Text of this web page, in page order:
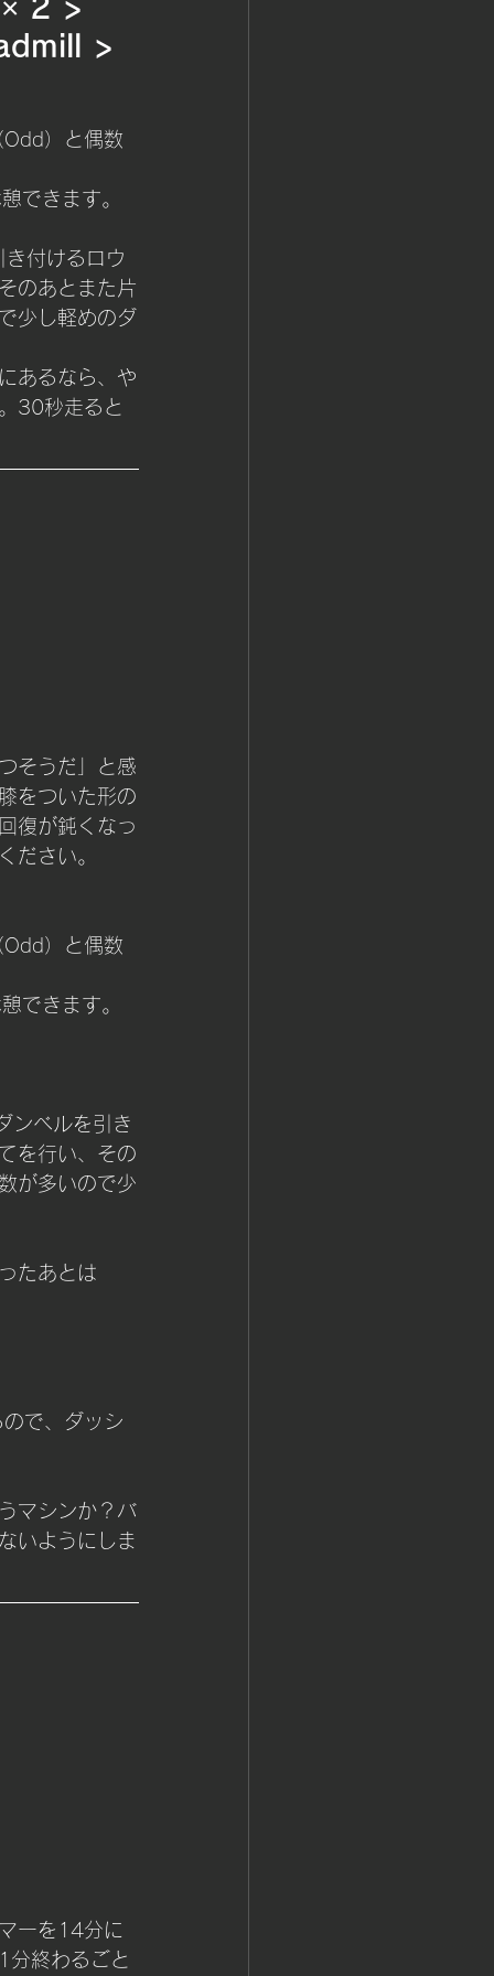
2 >
>
Odd）と偶数
できます。
付けるロウ
のあとまた片
少し軽めのダ
あるなら、や
30秒走ると
そうだ」と感
をついた形の
復が鈍くなっ
ださい。
Odd）と偶数
できます。
ンベルを引き
を行い、その
が多いので少
たあとは
で、ダッシ
マシンか？バ
いようにしま
ーを14分に
分終わるごと